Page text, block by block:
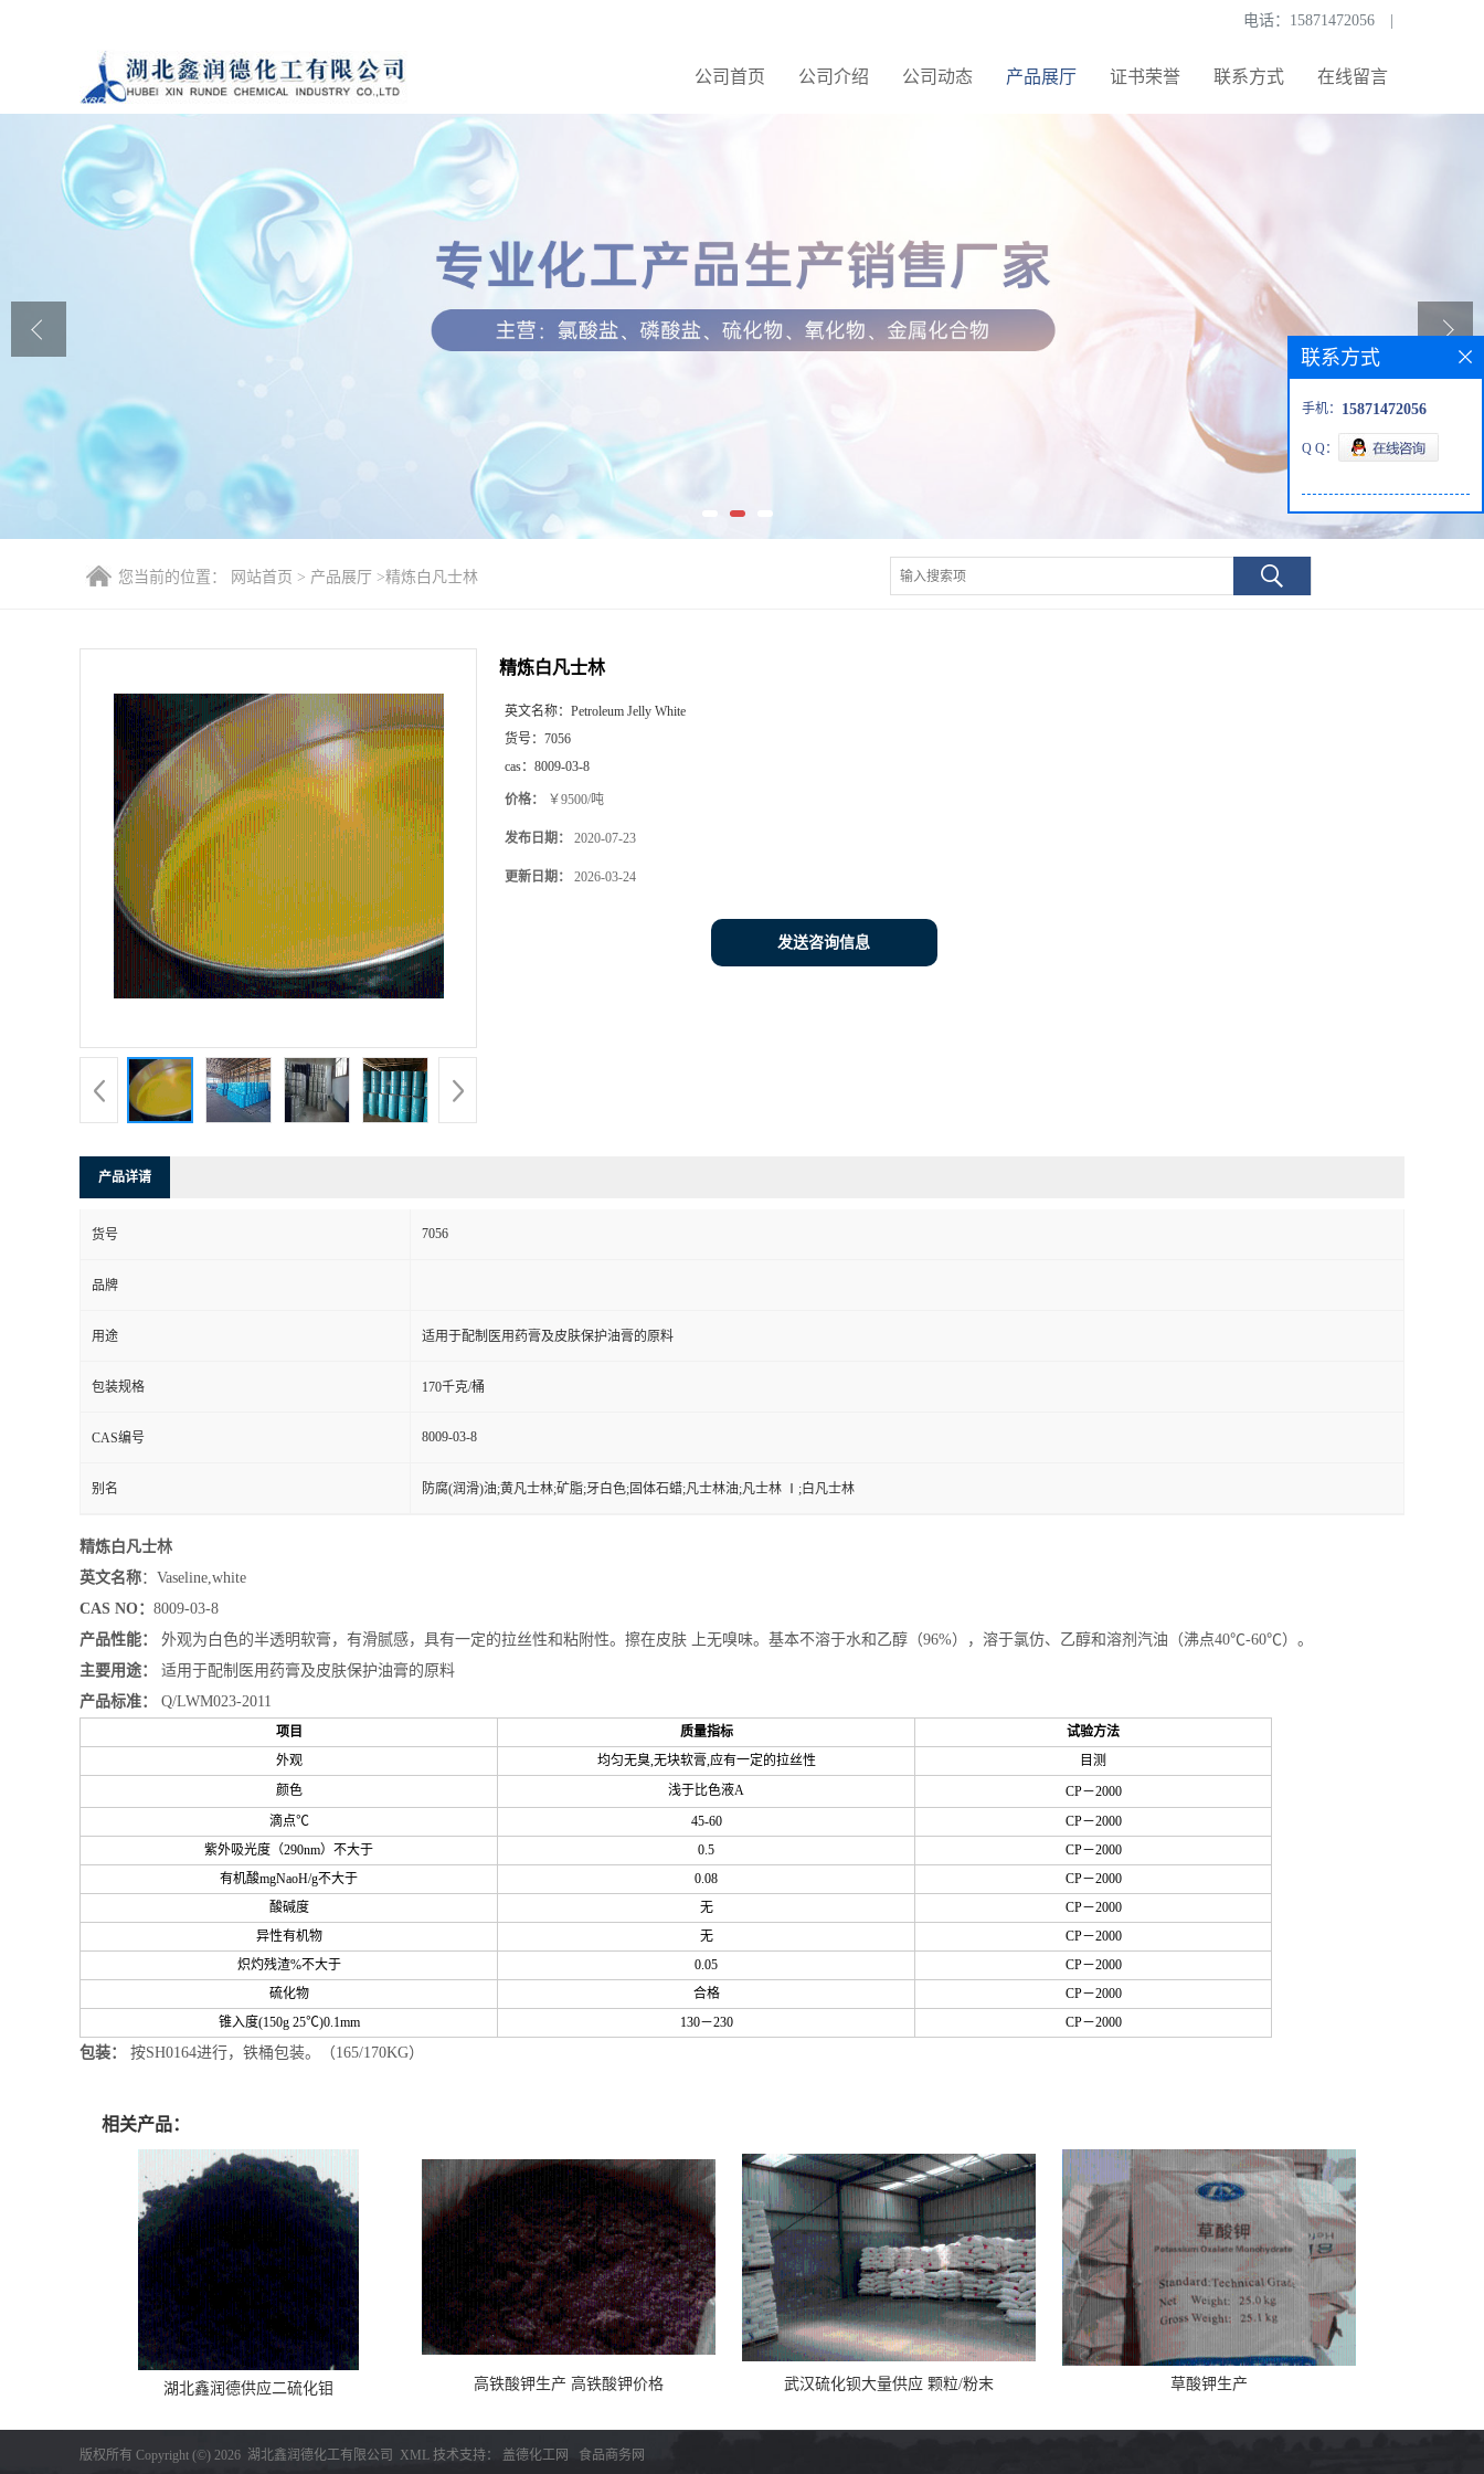
电话： 15871472056
公司首页 公司介绍 公司动态 产品展厅 证书荣誉 联系方式 在线留言
公司介绍
公司动态
产品展厅
联系方式
您当前的位置： 网站首页 > 产品展厅 >精炼白凡士林
精炼白凡士林
英文名称： Petroleum Jelly White
货号： 7056
cas： 8009-03-8
价格： ￥9500/吨
发布日期： 2020-07-23
更新日期： 2026-03-24
发送咨询信息
产品详请
货号 7056
品牌
用途 适用于配制医用药膏及皮肤保护油膏的原料
包装规格 170千克/桶
CAS编号 8009-03-8
别名 防腐(润滑)油;黄凡士林;矿脂;牙白色;固体石蜡;凡士林油;凡士林 Ⅰ;白凡士林
精炼白凡士林
英文名称：Vaseline,white
CAS NO： 8009-03-8
产品性能：
外观为白色的半透明软膏，有滑腻感，具有一定的拉丝性和粘附性。擦在皮肤 上无嗅味。基本不溶于水和乙醇（96%），溶于氯仿、乙醇和溶剂汽油（沸点40℃-60℃）。
主要用途：
适用于配制医用药膏及皮肤保护油膏的原料
产品标准：
Q/LWM023-2011
项目 质量指标
试验方法
外观
均匀无臭,无块软膏,应有一定的拉丝性
目测
颜色
浅于比色液A
CP－2000
滴点℃
45-60
CP－2000
紫外吸光度（290nm）不大于
0.5
CP－2000
有机酸mgNaoH/g不大于
0.08
CP－2000
酸碱度
无
CP－2000
异性有机物
无
CP－2000
炽灼残渣%不大于
0.05
CP－2000
硫化物
合格
CP－2000
锥入度(150g 25℃)0.1mm
130－230 CP－2000
包装： 按SH0164进行，铁桶包装。（165/170KG）
相关产品：
湖北鑫润德供应二硫化钼 高铁酸钾生产 高铁酸钾价格 武汉硫化钡大量供应 颗粒/粉末 草酸钾生产
联系方式
手机： 15871472056
Q Q：
版权所有 Copyright (©) 2026 湖北鑫润德化工有限公司 XML 技术支持： 盖德化工网 食品商务网